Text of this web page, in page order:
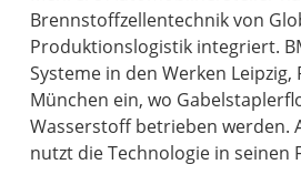
Brennstoffzellentechnik von
Produktionslogistik integriert.
Systeme in den Werken Leipzig,
München ein, wo
Wasserstoff betrieben werden.
nutzt die Technologie in seinen